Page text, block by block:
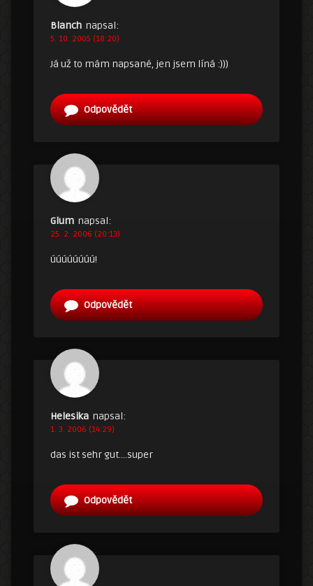
Blanch napsal:
5. 10. 2005 (18:20)
Já už to mám napsané, jen jsem líná :)))
Odpovědět
Glum napsal:
25. 2. 2006 (20:13)
úúúúúúúú!
Odpovědět
Helesika napsal:
1. 3. 2006 (14:29)
das ist sehr gut….super
Odpovědět